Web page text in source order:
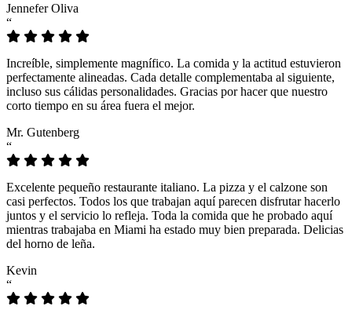
Jennefer Oliva
“
Increíble, simplemente magnífico. La comida y la actitud estuvieron
perfectamente alineadas. Cada detalle complementaba al siguiente,
incluso sus cálidas personalidades. Gracias por hacer que nuestro
corto tiempo en su área fuera el mejor.
Mr. Gutenberg
“
Excelente pequeño restaurante italiano. La pizza y el calzone son
casi perfectos. Todos los que trabajan aquí parecen disfrutar hacerlo
juntos y el servicio lo refleja. Toda la comida que he probado aquí
mientras trabajaba en Miami ha estado muy bien preparada. Delicias
del horno de leña.
Kevin
“